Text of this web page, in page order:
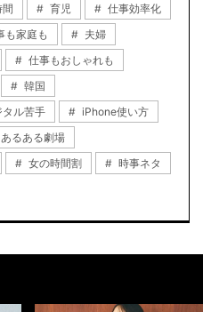
間 育児
仕事効率化
も家庭も
夫婦
仕事もおしゃれも
韓国
タル苦手
iPhone使い方
るある劇場
女の時間割
時事ネタ